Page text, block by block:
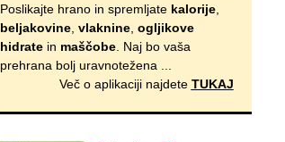
Poslikajte hrano in spremljate kalorije,
beljakovine, vlaknine, ogljikove
hidratein maščobe. Naj bo vaša
prehrana bolj uravnotežena ...
Več o aplikaciji najdete TUKAJ